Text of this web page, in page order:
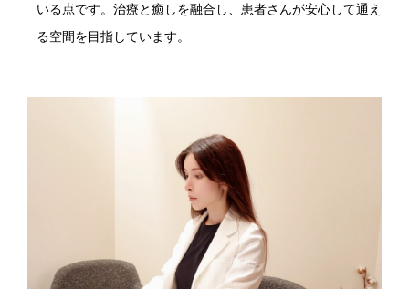
いる点です。治療と癒しを融合し、患者さんが安心して通え
る空間を目指しています。